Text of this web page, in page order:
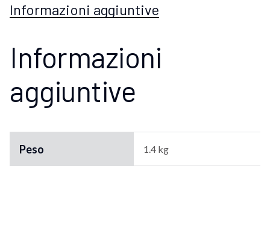
Informazioni aggiuntive
Informazioni
aggiuntive
Peso 1.4 kg